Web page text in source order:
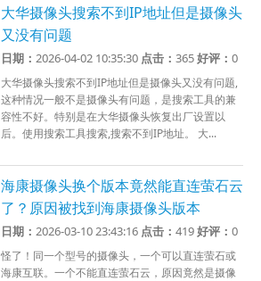
大华摄像头搜索不到IP地址但是摄像头
又没有问题
日期：2026-04-02 10:35:30 点击：365好评：0
大华摄像头搜索不到IP地址但是摄像头又没有问题,
这种情况一般不是摄像头有问题，是搜索工具的兼
容性不好。特别是在大华摄像头恢复出厂设置以
后。使用搜索工具搜索,搜索不到IP地址。 大...
海康摄像头换个版本竟然能直连萤石云
了？原因被找到海康摄像头版本
日期：2026-03-10 23:43:16 点击：419好评：0
怪了！同一个型号的摄像头，一个可以直连萤石或
海康互联。一个不能直连萤石云，原因竟然是摄像